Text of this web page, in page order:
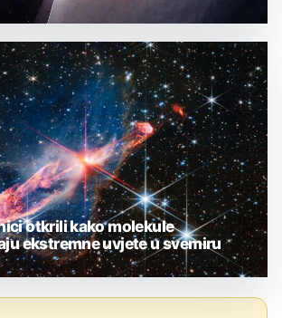
otkrili kako molekule
ekstremne uvjete u svemiru